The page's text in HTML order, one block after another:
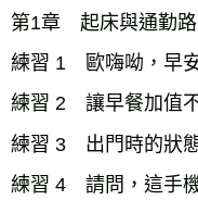
第1章 起床與通勤
練習 1 歐嗨呦，早安
練習 2 讓早餐加值
練習 3 出門時的狀
練習 4 請問，這手